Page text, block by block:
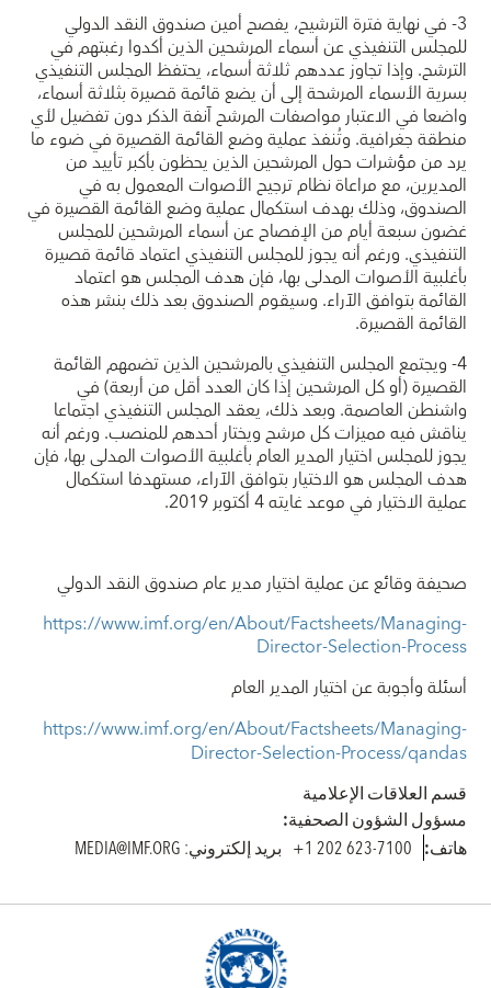
3- في نهاية فترة الترشيح، يفصح أمين صندوق النقد الدولي
للمجلس التنفيذي عن أسماء المرشحين الذين أكدوا رغبتهم في
الترشح. وإذا تجاوز عددهم ثلاثة أسماء، يحتفظ المجلس التنفيذي
بسرية الأسماء المرشحة إلى أن يضع قائمة قصيرة بثلاثة أسماء،
واضعا في الاعتبار مواصفات المرشح آنفة الذكر دون تفضيل لأي
منطقة جغرافية. وتُنفذ عملية وضع القائمة القصيرة في ضوء ما
يرد من مؤشرات حول المرشحين الذين يحظون بأكبر تأييد من
المديرين، مع مراعاة نظام ترجيح الأصوات المعمول به في
الصندوق، وذلك بهدف استكمال عملية وضع القائمة القصيرة في
غضون سبعة أيام من الإفصاح عن أسماء المرشحين للمجلس
التنفيذي. ورغم أنه يجوز للمجلس التنفيذي اعتماد قائمة قصيرة
بأغلبية الأصوات المدلى بها، فإن هدف المجلس هو اعتماد
القائمة بتوافق الآراء. وسيقوم الصندوق بعد ذلك بنشر هذه
القائمة القصيرة.
4- ويجتمع المجلس التنفيذي بالمرشحين الذين تضمهم القائمة
القصيرة (أو كل المرشحين إذا كان العدد أقل من أربعة) في
واشنطن العاصمة. وبعد ذلك، يعقد المجلس التنفيذي اجتماعا
يناقش فيه مميزات كل مرشح ويختار أحدهم للمنصب. ورغم أنه
يجوز للمجلس اختيار المدير العام بأغلبية الأصوات المدلى بها، فإن
هدف المجلس هو الاختيار بتوافق الآراء، مستهدفا استكمال
عملية الاختيار في موعد غايته 4 أكتوبر 2019.
صحيفة وقائع عن عملية اختيار مدير عام صندوق النقد الدولي
https://www.imf.org/en/About/Factsheets/Managing-
Director-Selection-Process
أسئلة وأجوبة عن اختيار المدير العام
https://www.imf.org/en/About/Factsheets/Managing-
Director-Selection-Process/qandas
قسم العلاقات الإعلامية
مسؤول الشؤون الصحفية:
هاتف: 7100-623 202 1+ بريد إلكتروني: MEDIA@IMF.ORG